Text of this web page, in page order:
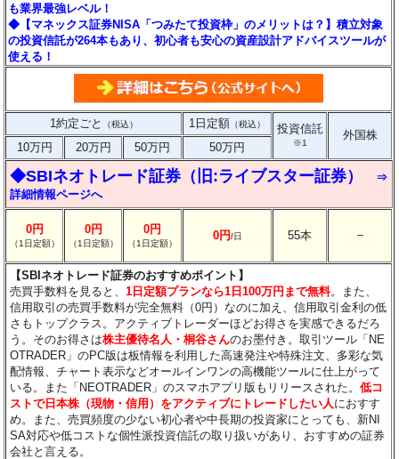
も業界最強レベル！
◆【マネックス証券NISA「つみたて投資枠」のメリットは？】積立対象
の投資信託が264本もあり、初心者も安心の資産設計アドバイスツールが
使える！
1約定ごと （税込） 1日定額 （税込） 投資信託
※1
外国株
10万円
20万円 50万円 50万円
◆SBIネオトレード証券（旧:ライブスター証券）
⇒
詳細情報ページへ
0円
（1日定額）
0円
（1日定額）
0円
（1日定額）
0円/日 55本 －
【SBIネオトレード証券のおすすめポイント】
売買手数料を見ると、1日定額プランなら1日100万円まで無料。また、
信用取引の売買手数料が完全無料（0円）なのに加え、信用取引金利の低
さもトップクラス。アクティブトレーダーほどお得さを実感できるだろ
う。そのお得さは株主優待名人・桐谷さんのお墨付き。取引ツール「NE
OTRADER」のPC版は板情報を利用した高速発注や特殊注文、多彩な気
配情報、チャート表示などオールインワンの高機能ツールに仕上がって
いる。また「NEOTRADER」のスマホアプリ版もリリースされた。低コ
ストで日本株（現物・信用）をアクティブにトレードしたい人 におすす
め。また、売買頻度の少ない初心者や中長期の投資家にとっても、新NI
SA対応や低コストな個性派投資信託の取り扱いがあり、おすすめの証券
会社と言える。